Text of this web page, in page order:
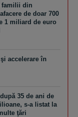
familii din
de doar 700
1 miliard de euro
accelerare în
35 de ani de
s-a listat la
ţări